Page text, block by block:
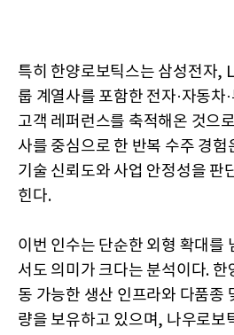
특히 한양로보틱스는 삼성전자,
룹 계열사를 포함한 전자·자동차
고객 레퍼런스를 축적해온 것으
사를 중심으로 한 반복 수주 경험
기술 신뢰도와 사업 안정성을 판
힌다.
이번 인수는 단순한 외형 확대를
서도 의미가 크다는 분석이다.
동 가능한 생산 인프라와 다품종
량을 보유하고 있으며, 나우로보